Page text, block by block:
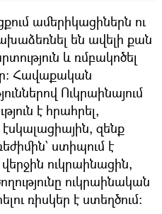
ամերիկացիներն ու
են ավելի քան
և ռմբակոծել
Հավաքական
Ուկրաինայում
է հրահրել,
զենք
ստիպում է
ուկրաինացին,
ուկրաինական
ռիսկեր է ստեղծում։